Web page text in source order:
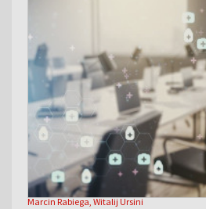
Marcin Rabiega,Witalij Ursini